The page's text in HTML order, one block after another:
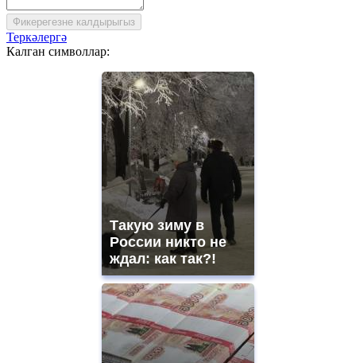
Фикерегезне калдырыгыз
Теркәлергә
Калган символлар:
Такую зиму в
России никто не
ждал: как так?!